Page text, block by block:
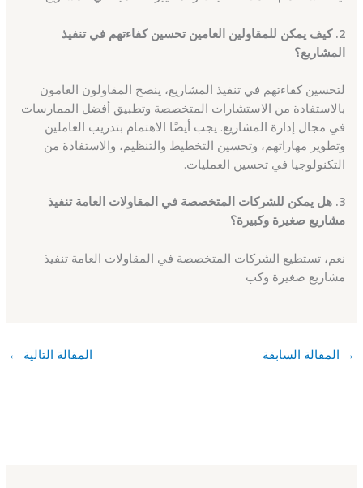
2. كيف يمكن للمقاولين العامين تحسين كفاءتهم في تنفيذ
المشاريع؟
لتحسين كفاءتهم في تنفيذ المشاريع، ينصح المقاولون العامون
بالاستفادة من الاستشارات المتخصصة وتطبيق أفضل الممارسات
في مجال إدارة المشاريع. يجب أيضًا الاهتمام بتدريب العاملين
وتطوير مهاراتهم، وتحسين التخطيط والتنظيم، والاستفادة من
التكنولوجيا في تحسين العمليات.
3. هل يمكن للشركات المتخصصة في المقاولات العامة تنفيذ
مشاريع صغيرة وكبيرة؟
نعم، تستطيع الشركات المتخصصة في المقاولات العامة تنفيذ
مشاريع صغيرة وكب
→ المقالة السابقة المقالة التالية ←